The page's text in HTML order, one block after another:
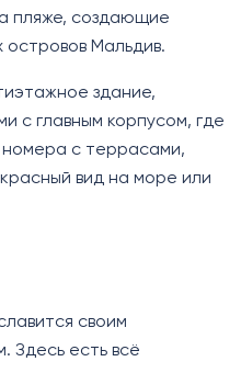
пляже, создающие
Мальдив.
здание,
с главным корпусом, где
с террасами,
вид на море или
своим
Здесь есть всё